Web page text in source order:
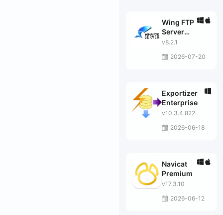
Wing FTP
Server
Corporate
v8.2.1
2026-07-20
Exportizer
Enterprise
v10.3.4.822
2026-06-18
Navicat
Premium
v17.3.10
2026-06-12